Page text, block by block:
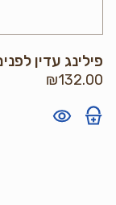
פילינג עדין
₪132.00